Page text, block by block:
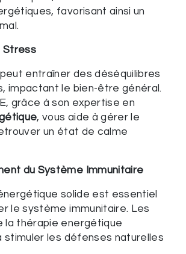
favorisant ainsi un
Stress
entraîner des déséquilibres
impactant le bien-être général.
grâce à son expertise en
, vous aide à gérer le
un état de calme
du Système Immunitaire
solide est essentiel
le système immunitaire. Les
la thérapie energétique
stimuler les défenses naturelles